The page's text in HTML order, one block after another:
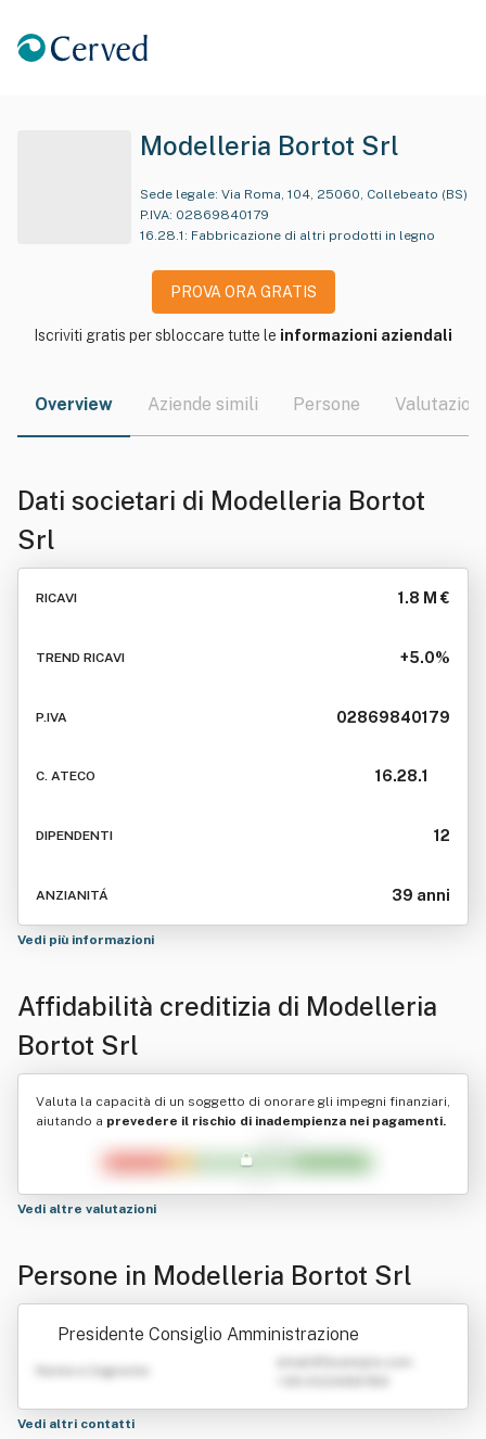
Modelleria Bortot Srl
Sede legale: Via Roma, 104, 25060, Collebeato (BS)
P.IVA: 02869840179
16.28.1 : Fabbricazione di altri prodotti in legno
PROVA ORA GRATIS
Iscriviti gratis per sbloccare tutte le informazioni aziendali
Overview Aziende simili Persone Valutazioni
Dati societari di Modelleria Bortot
Srl
RICAVI 1.8 M €
TREND RICAVI +5.0%
P.IVA 02869840179
C. ATECO 16.28.1
DIPENDENTI 12
ANZIANITÁ 39 anni
Vedi più informazioni
Affidabilità creditizia di Modelleria
Bortot Srl
Valuta la capacità di un soggetto di onorare gli impegni finanziari,
aiutando a prevedere il rischio di inadempienza nei pagamenti.
Vedi altre valutazioni
Persone in Modelleria Bortot Srl
Presidente Consiglio Amministrazione
Nome e Cognome
Vedi altri contatti